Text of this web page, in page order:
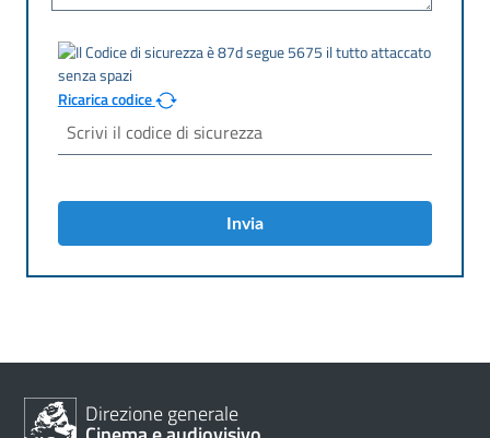
Ricarica codice
Invia
Direzione generale